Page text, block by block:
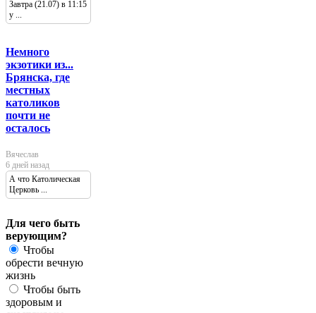
Завтра (21.07) в 11:15
у ...
Немного
экзотики из...
Брянска, где
местных
католиков
почти не
осталось
Вячеслав
6 дней назад
А что Католическая
Церковь ...
Для чего быть
верующим?
Чтобы
обрести вечную
жизнь
Чтобы быть
здоровым и